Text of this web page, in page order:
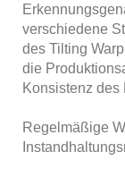
verschiedene
des Tilting
die
Konsistenz des
Regelmäßige